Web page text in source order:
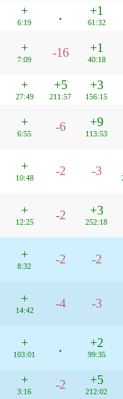
+
6:19
. +1
61:32
+
7:09
-16 +1
40:18
+
27:49
+5
211:57
+3
156:15
+
6:55
-6 +9
113:53
+
10:48
-2 -3
+
12:25
-2 +3
252:18
+
8:32
-2 -2
+
14:42
-4 -3
+
103:01
. +2
99:35
+
3:16
-2 +5
212:02